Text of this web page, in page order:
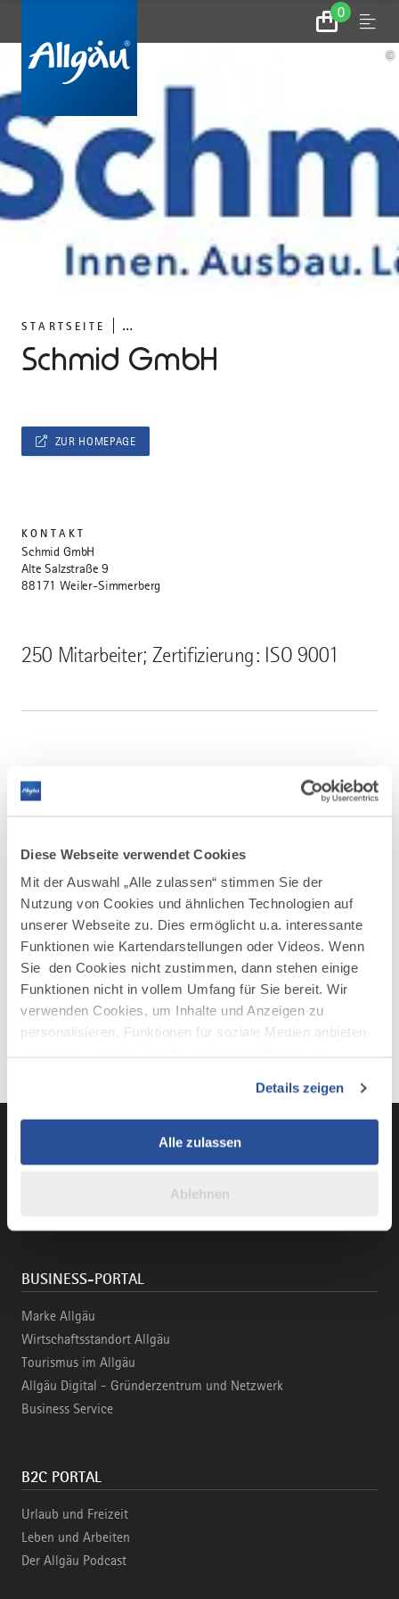
Diese Webseite verwendet Cookies
Mit der Auswahl „Alle zulassen“ stimmen Sie der
Nutzung von Cookies und ähnlichen Technologien auf
unserer Webseite zu. Dies ermöglicht u.a. interessante
Funktionen wie Kartendarstellungen oder Videos. Wenn
Sie den Cookies nicht zustimmen, dann stehen einige
Funktionen nicht in vollem Umfang für Sie bereit. Wir
verwenden Cookies, um Inhalte und Anzeigen zu
personalisieren, Funktionen für soziale Medien anbieten
Verwendung unserer Website an unsere Partner für
soziale Medien, Werbung und Analysen weiter. Unsere
Partner führen diese Informationen möglicherweise mit
weiteren Daten zusammen, die Sie ihnen bereitgestellt
Details zeigen
Alle zulassen
Ablehnen
0
Zum
Warenkorb
Menu
STARTSEITE ...
Schmid GmbH
©
250 Mitarbeiter; Zertifizierung: ISO 9001
ZUR HOMEPAGE
KONTAKT
Schmid GmbH
Alte Salzstraße 9
88171 Weiler-Simmerberg
BUSINESS-PORTAL
Marke Allgäu
Wirtschaftsstandort Allgäu
Tourismus im Allgäu
Allgäu Digital - Gründerzentrum und Netzwerk
Business Service
B2C PORTAL
Urlaub und Freizeit
Leben und Arbeiten
Der Allgäu Podcast